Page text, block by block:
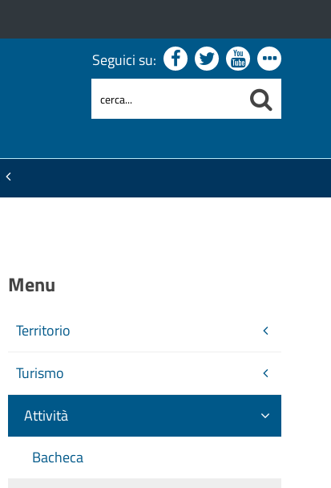
Seguici su:
Menu
Territorio
Turismo
Attività
Bacheca